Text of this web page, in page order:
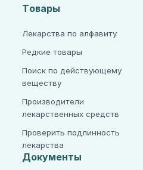
Товары
Лекарства по алфавиту
Редкие товары
Поиск по действующему
веществу
Производители
лекарственных средств
Проверить подлинность
лекарства
Документы